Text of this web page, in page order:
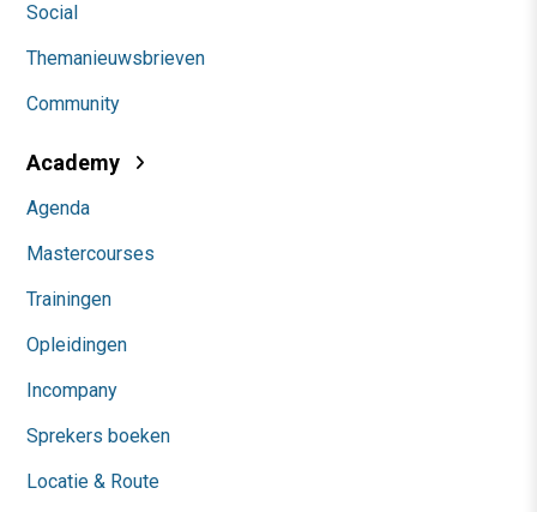
Social
Themanieuwsbrieven
Community
Academy
Agenda
Mastercourses
Trainingen
Opleidingen
Incompany
Sprekers boeken
Locatie & Route